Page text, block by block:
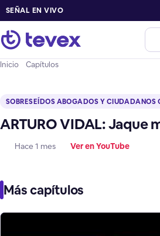
SEÑAL EN VIVO
Inicio Capítulos
SOBRESEÍDOS ABOGADOS Y CIUDADANOS
ARTURO VIDAL: Jaque
Hace 1 mes Ver en YouTube
Más capítulos